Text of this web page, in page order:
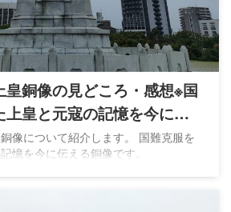
皇銅像の見どころ・感想※国
皇と元寇の記憶を今に伝
像について紹介します。 国難克服を
憶を今に伝える銅像です。